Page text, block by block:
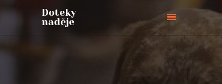
Doteky
naděje
Doteky naděje